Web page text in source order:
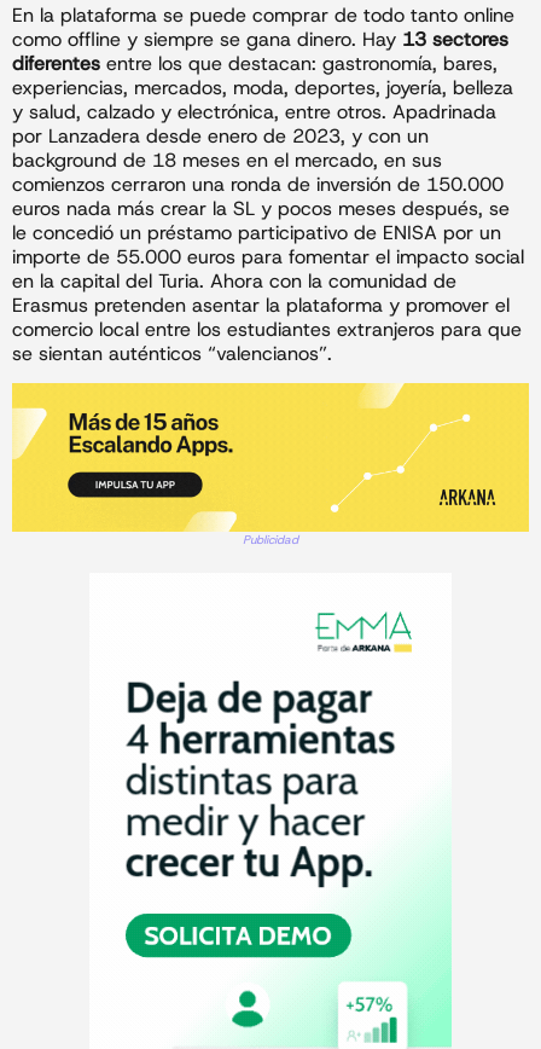
En la plataforma se puede comprar de todo tanto online
como offline y siempre se gana dinero. Hay 13 sectores
diferentes entre los que destacan: gastronomía, bares,
experiencias, mercados, moda, deportes, joyería, belleza
y salud, calzado y electrónica, entre otros. Apadrinada
por Lanzadera desde enero de 2023, y con un
background de 18 meses en el mercado, en sus
comienzos cerraron una ronda de inversión de 150.000
euros nada más crear la SL y pocos meses después, se
le concedió un préstamo participativo de ENISA por un
importe de 55.000 euros para fomentar el impacto social
en la capital del Turia. Ahora con la comunidad de
Erasmus pretenden asentar la plataforma y promover el
comercio local entre los estudiantes extranjeros para que
se sientan auténticos “valencianos”.
Publicidad